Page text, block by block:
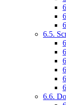
6.5.
6.6.